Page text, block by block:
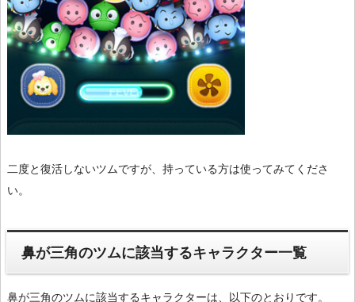
二度と復活しないツムですが、持っている方は使ってみてくださ
い。
鼻が三角のツムに該当するキャラクター一覧
鼻が三角のツムに該当するキャラクターは、以下のとおりです。